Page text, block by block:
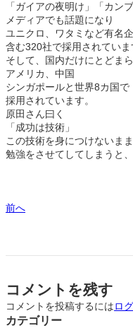
「ガイアの夜明け」「カン
メディアでも話題になり
ユニクロ、ワタミなど有名
含む320社で採用されていま
そして、国内だけにとどま
アメリカ、中国
シンガポールと世界8カ国で
採用されています。
原田さん曰く
「成功は技術」
この技術を身につけないまま
勉強をさせてしてしまうと、
前へ
コメントを残す
コメントを投稿するにはロ
カテゴリー